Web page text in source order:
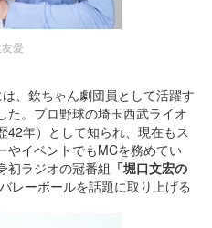
愛
、欽ちゃん劇団員として活躍す
た。プロ野球の埼玉西武ライオ
42年）として知られ、現在もス
やイベントでもMCを務めてい
初ラジオの冠番組 「堀口文宏の
レーボールを話題に取り上げる